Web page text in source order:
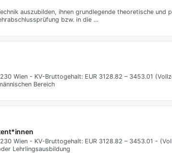
auszubilden, ihnen grundlegende theoretische und
bzw. in die …
Wien - KV-Bruttogehalt: EUR 3128.82 – 3453.01
Bereich
Wien - KV-Bruttogehalt: EUR 3128.82 – 3453.01 -
Lehrlingsausbildung